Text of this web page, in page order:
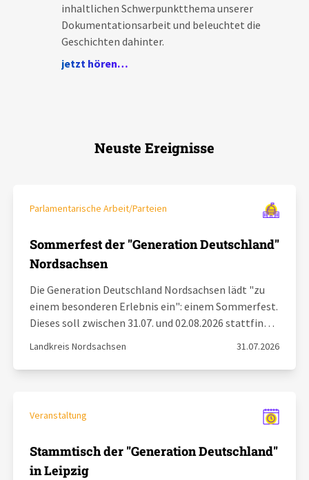
inhaltlichen Schwerpunktthema unserer
Dokumentationsarbeit und beleuchtet die
Geschichten dahinter.
jetzt hören…
Neuste Ereignisse
Parlamentarische Arbeit/Parteien
Sommerfest der "Generation Deutschland"
Nordsachsen
Die Generation Deutschland Nordsachsen lädt "zu
einem besonderen Erlebnis ein": einem Sommerfest.
Dieses soll zwischen 31.07. und 02.08.2026 stattfin…
Landkreis Nordsachsen 31.07.2026
Veranstaltung
Stammtisch der "Generation Deutschland"
in Leipzig